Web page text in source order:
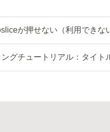
が押せない（利用できな
ングチュートリアル：タイト